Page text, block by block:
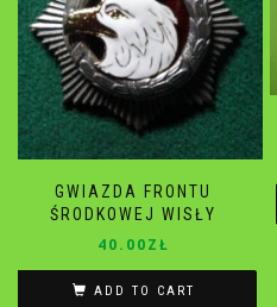
GWIAZDA FRONTU
ŚRODKOWEJ WISŁY
40.00ZŁ
ADD TO CART